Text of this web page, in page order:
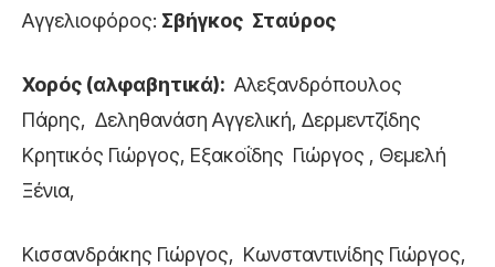
Αγγελιοφόρος: Σβήγκος Σταύρος
Χορός (αλφαβητικά): Αλεξανδρόπουλος
Πάρης, Δεληθανάση Αγγελική, Δερμεντζίδης
Κρητικός Γιώργος, Εξακοΐδης Γιώργος , Θεμελή
Ξένια,
Κισσανδράκης Γιώργος, Κωνσταντινίδης Γιώργος,